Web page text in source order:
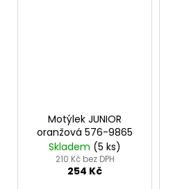
Motýlek JUNIOR
oranžová 576-9865
Skladem (5 ks)
210 Kč bez DPH
254 Kč